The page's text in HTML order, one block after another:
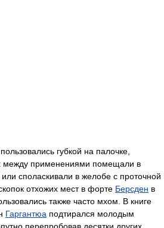
губкой на палочке,
между применениями помещали в
споласкивали в желобе с проточной
отхожих мест в форте Берсден в
также часто мхом. В книге
Гаргантюа подтирался молодым
перепробовав десятки других